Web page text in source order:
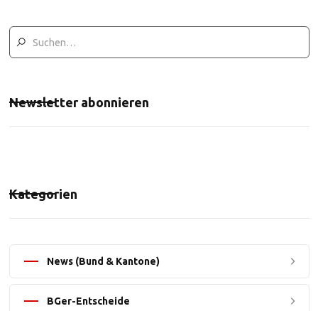
Newsletter abonnieren
Kategorien
News (Bund & Kantone)
BGer-Entscheide